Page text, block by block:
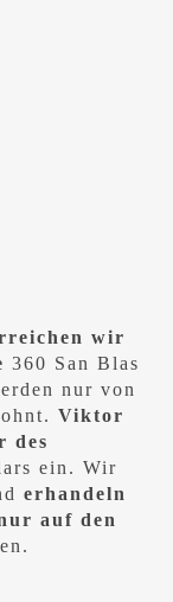
wir
360 San Blas
nur von
Viktor
des
ein. Wir
erhandeln
auf den